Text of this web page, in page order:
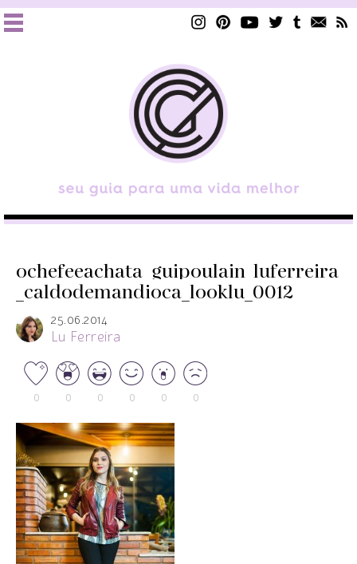
ochefeeachata_guipoulain_luferreira
_caldodemandioca_looklu_0012
25.06.2014
Lu Ferreira
0 0 0 0 0 0